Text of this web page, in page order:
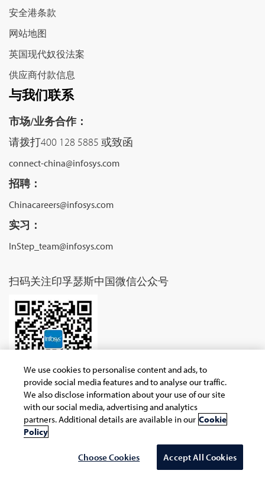
安全港条款
网站地图
英国现代奴役法案
供应商付款信息
与我们联系
市场/业务合作：
请拨打400 128 5885 或致函
connect-china@infosys.com
招聘：
Chinacareers@infosys.com
实习：
InStep_team@infosys.com
扫码关注印孚瑟斯中国微信公众号
Copyright © 2026 Infosys Limited
Select Country/region
We use cookies to personalise content and ads, to
provide social media features and to analyse our traffic.
We also disclose information about your use of our site
with our social media, advertising and analytics
partners. Additional details are available in our Cookie
Policy
Choose Cookies Accept All Cookies